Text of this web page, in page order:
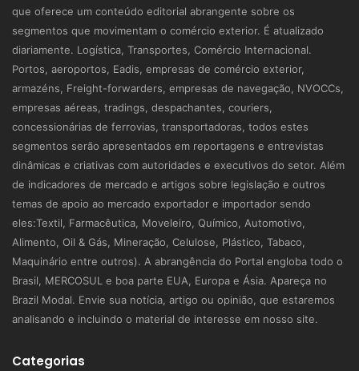
que oferece um conteúdo editorial abrangente sobre os
segmentos que movimentam o comércio exterior. É atualizado
diariamente. Logística, Transportes, Comércio Internacional.
Portos, aeroportos, Eadis, empresas de comércio exterior,
armazéns, Freight-forwarders, empresas de navegação, NVOCCs,
empresas aéreas, tradings, despachantes, couriers,
concessionárias de ferrovias, transportadoras, todos estes
segmentos serão apresentados em reportagens e entrevistas
dinâmicas e criativas com autoridades e executivos do setor. Além
de indicadores de mercado e artigos sobre legislação e outros
temas de apoio ao mercado exportador e importador sendo
eles:Textil, Farmacêutica, Moveleiro, Químico, Automotivo,
Alimento, Oil & Gás, Mineração, Celulose, Plástico, Tabaco,
Maquinário entre outros). A abrangência do Portal engloba todo o
Brasil, MERCOSUL e boa parte EUA, Europa e Ásia. Apareça no
Brazil Modal. Envie sua notícia, artigo ou opinião, que estaremos
analisando e incluindo o material de interesse em nosso site.
Categorias